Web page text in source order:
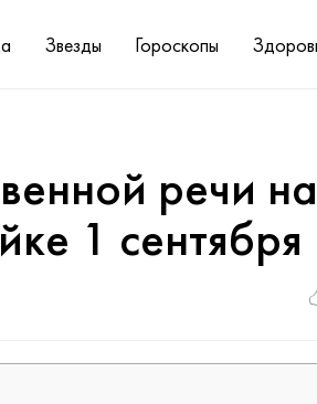
Звезды Гороскопы
речи на
1 сентября